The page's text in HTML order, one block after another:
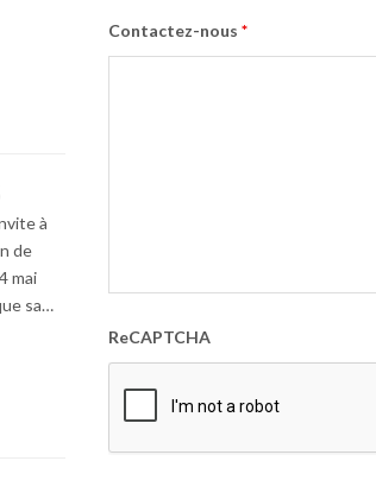
à
de
mai
sa…
Contactez-nous*
ReCAPTCHA